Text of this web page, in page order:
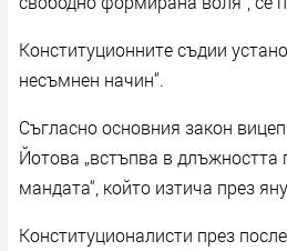
Конституционните съдии
несъмнен начин“.
Съгласно основния закон
Йотова „встъпва в длъжността
мандата“, който изтича през
Конституционалисти през